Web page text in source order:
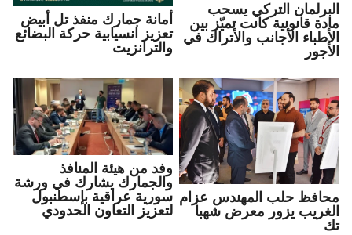
البرلمان التركي يسحب
مادة قانونية كانت تميّز بين
الأطباء الأجانب والأتراك في
الأجور
أمانة جمارك منفذ تل أبيض
تعزيز انسيابية حركة البضائع
والترانزيت
محافظ حلب المهندس عزام
الغريب يزور معرض شهبا
تك
وفد من هيئة المنافذ
والجمارك يشارك في ورشة
سورية عراقية بإسطنبول
لتعزيز التعاون الحدودي